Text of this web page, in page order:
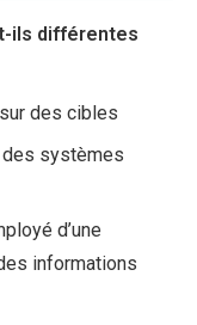
ils différentes
des cibles
systèmes
d’une
informations